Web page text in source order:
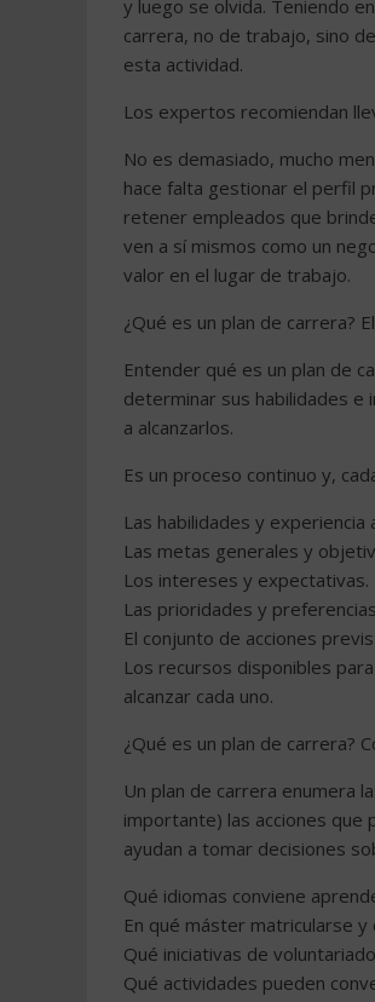
y luego se olvida. Teniendo
carrera, no de trabajo, sino
esta actividad.
Los expertos recomiendan
No es demasiado, mucho
hace falta gestionar el perfil
retener empleados que
ven a sí mismos como un
valor en el lugar de trabajo.
¿Qué es un plan de carrera?
Entender qué es un plan de
determinar sus habilidades e
a alcanzarlos.
Es un proceso continuo y,
Las habilidades y experiencia
Las metas generales y
Los intereses y expectativas.
Las prioridades y
El conjunto de acciones
Los recursos disponibles
alcanzar cada uno.
¿Qué es un plan de carrera?
Un plan de carrera enumera
importante) las acciones que
ayudan a tomar decisiones
Qué idiomas conviene
En qué máster matricularse y
Qué iniciativas de
Qué actividades pueden